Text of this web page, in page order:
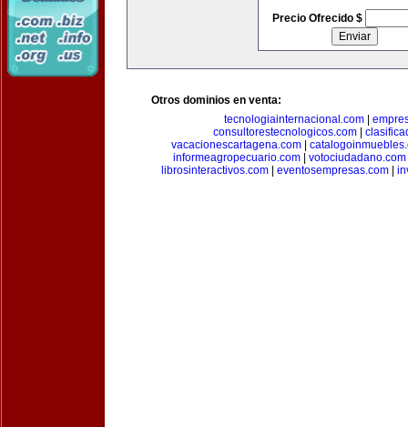
Precio Ofrecido $
Otros dominios en venta:
tecnologiainternacional.com|
consultorestecnologicos.com
vacacionescartagena.com
informeagropecuario.com| votociudadano.com
librosinteractivos.com| eventosempresas.com|